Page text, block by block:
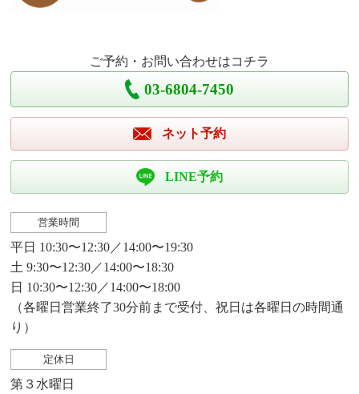
ご予約・お問い合わせはコチラ
03-6804-7450
ネット予約
LINE予約
営業時間
平日 10:30〜12:30／14:00〜19:30
土 9:30〜12:30／14:00〜18:30
日 10:30〜12:30／14:00〜18:00
（各曜日営業終了30分前まで受付、祝日は各曜日の時間通
り）
定休日
第３水曜日